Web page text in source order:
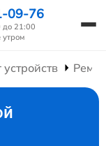
09-76
до 21:00
утром
устройств